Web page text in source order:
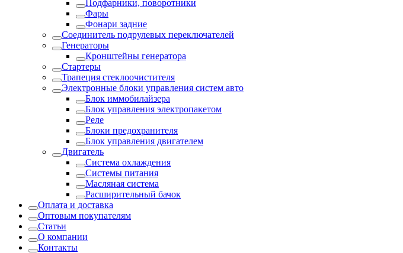
Подфарники, поворотники
Фары
Фонари задние
Соединитель подрулевых переключателей
Генераторы
Кронштейны генератора
Стартеры
Трапеция стеклоочистителя
Электронные блоки управления систем авто
Блок иммобилайзера
Блок управления электропакетом
Реле
Блоки предохранителя
Блок управления двигателем
Двигатель
Система охлаждения
Системы питания
Масляная система
Расширительный бачок
Оплата и доставка
Оптовым покупателям
Статьи
О компании
Контакты